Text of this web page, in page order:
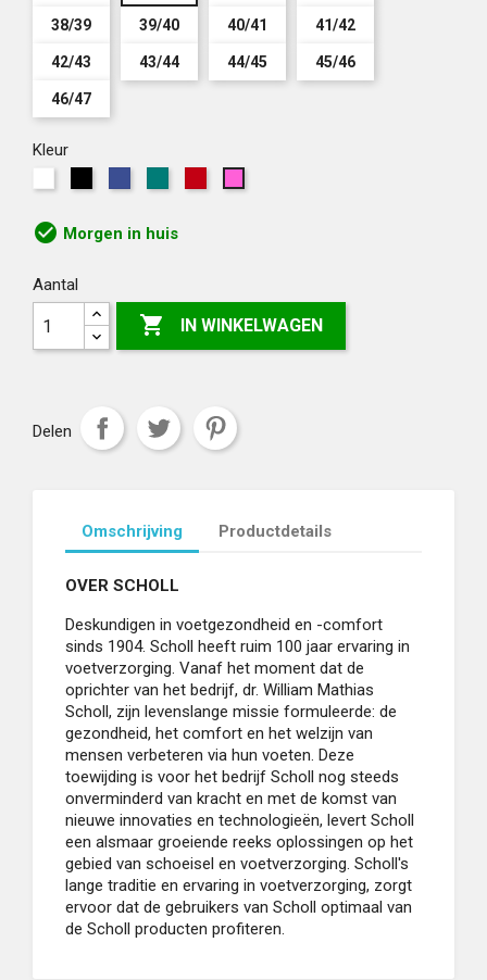
38/39 39/40 40/41 41/42
42/43 43/44 44/45 45/46
46/47
Kleur
check_circle Morgen in huis
Aantal
 IN WINKELWAGEN
Delen
Omschrijving Productdetails
OVER SCHOLL
Deskundigen in voetgezondheid en -comfort
sinds 1904. Scholl heeft ruim 100 jaar ervaring in
voetverzorging. Vanaf het moment dat de
oprichter van het bedrijf, dr. William Mathias
Scholl, zijn levenslange missie formuleerde: de
gezondheid, het comfort en het welzijn van
mensen verbeteren via hun voeten. Deze
toewijding is voor het bedrijf Scholl nog steeds
onverminderd van kracht en met de komst van
nieuwe innovaties en technologieën, levert Scholl
een alsmaar groeiende reeks oplossingen op het
gebied van schoeisel en voetverzorging. Scholl's
lange traditie en ervaring in voetverzorging, zorgt
ervoor dat de gebruikers van Scholl optimaal van
de Scholl producten profiteren.